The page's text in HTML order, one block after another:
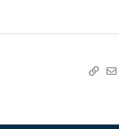
WhatsAppדואר אלקטרוני